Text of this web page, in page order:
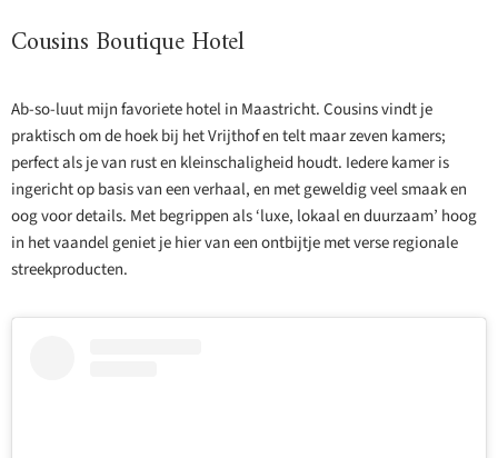
Cousins Boutique Hotel
Ab-so-luut mijn favoriete hotel in Maastricht. Cousins vindt je
praktisch om de hoek bij het Vrijthof en telt maar zeven kamers;
perfect als je van rust en kleinschaligheid houdt. Iedere kamer is
ingericht op basis van een verhaal, en met geweldig veel smaak en
oog voor details. Met begrippen als ‘luxe, lokaal en duurzaam’ hoog
in het vaandel geniet je hier van een ontbijtje met verse regionale
streekproducten.